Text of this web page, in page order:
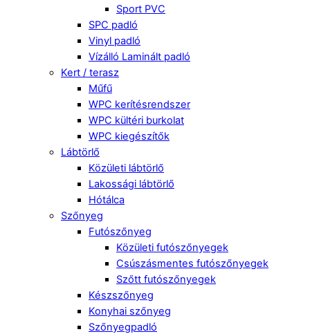
Sport PVC
SPC padló
Vinyl padló
Vízálló Laminált padló
Kert / terasz
Műfű
WPC kerítésrendszer
WPC kültéri burkolat
WPC kiegészítők
Lábtörlő
Közületi lábtörlő
Lakossági lábtörlő
Hótálca
Szőnyeg
Futószőnyeg
Közületi futószőnyegek
Csúszásmentes futószőnyegek
Szőtt futószőnyegek
Készszőnyeg
Konyhai szőnyeg
Szőnyegpadló